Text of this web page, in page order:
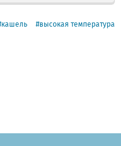
кашель высокая температура